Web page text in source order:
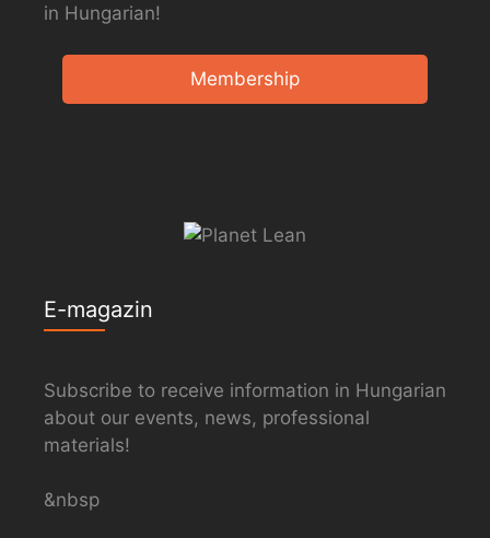
in Hungarian!
Membership
E-magazin
Subscribe to receive information in Hungarian
about our events, news, professional
materials!
&nbsp